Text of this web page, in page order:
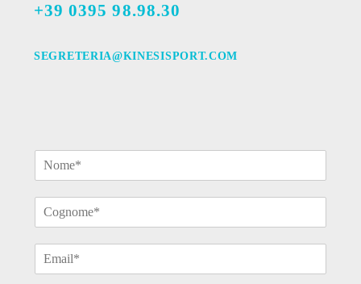
+39 0395 98.98.30
SEGRETERIA@KINESISPORT.COM